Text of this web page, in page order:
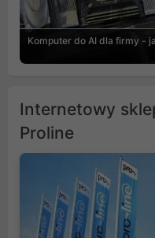
Komputer do AI dla firmy -
Internetowy
Proline